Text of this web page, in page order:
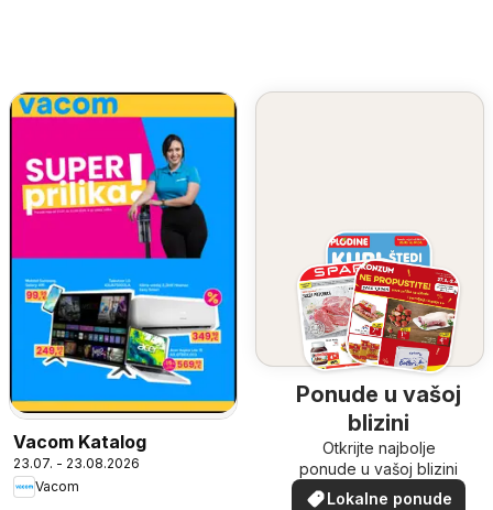
Vacom Katalog
23.07. - 23.08.2026
Vacom
Ponude u vašoj
blizini
Otkrijte najbolje
ponude u vašoj blizini
Lokalne ponude